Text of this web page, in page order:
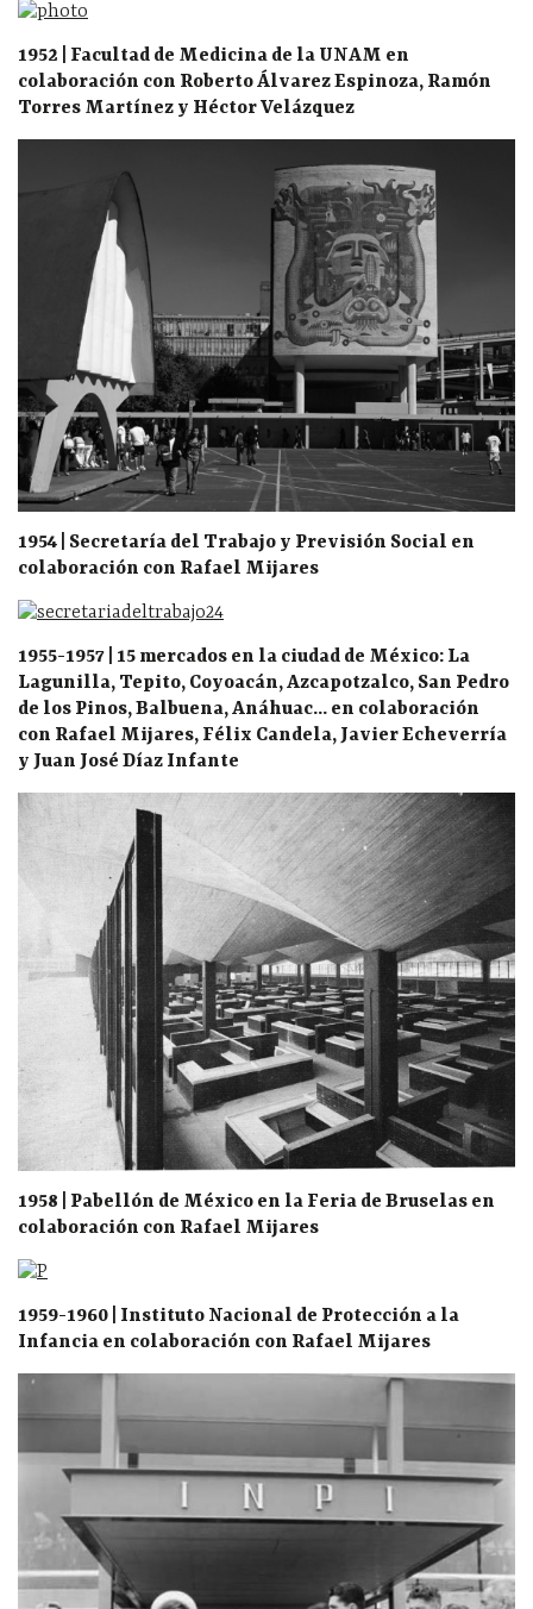
1952 | Facultad de Medicina de la UNAM en
colaboración con Roberto Álvarez Espinoza, Ramón
Torres Martínez y Héctor Velázquez
1954 | Secretaría del Trabajo y Previsión Social en
colaboración con Rafael Mijares
1955-1957 | 15 mercados en la ciudad de México: La
Lagunilla, Tepito, Coyoacán, Azcapotzalco, San Pedro
de los Pinos, Balbuena, Anáhuac… en colaboración
con Rafael Mijares, Félix Candela, Javier Echeverría
y Juan José Díaz Infante
1958 | Pabellón de México en la Feria de Bruselas en
colaboración con Rafael Mijares
1959-1960 | Instituto Nacional de Protección a la
Infancia en colaboración con Rafael Mijares